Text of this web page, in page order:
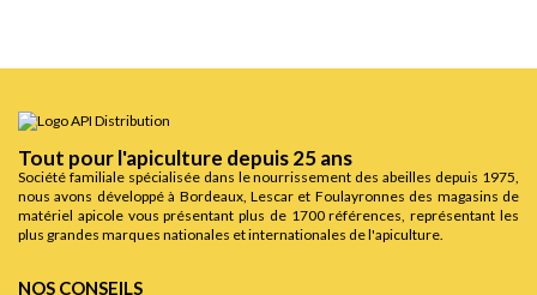
Tout pour l'apiculture depuis 25 ans
Société familiale spécialisée dans le nourrissement des abeilles depuis 1975,
nous avons développé à Bordeaux, Lescar et Foulayronnes des magasins de
matériel apicole vous présentant plus de 1700 références, représentant les
plus grandes marques nationales et internationales de l'apiculture.
NOS CONSEILS